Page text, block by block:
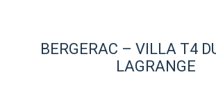
BERGERAC – VILLA T4
LAGRANGE